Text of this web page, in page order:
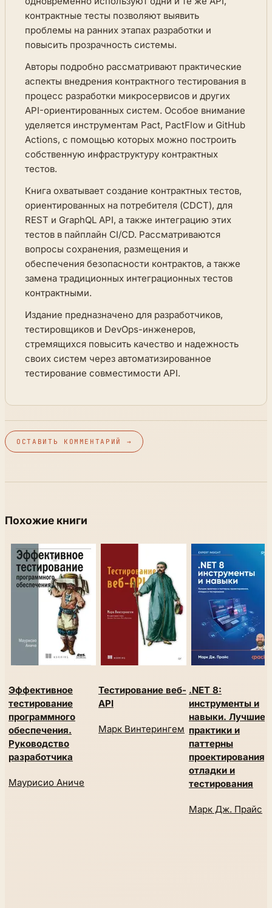
контрактные тесты позволяют выявить
проблемы на ранних этапах разработки и
повысить прозрачность системы.
Авторы подробно рассматривают практические
аспекты внедрения контрактного тестирования в
процесс разработки микросервисов и других
API-ориентированных систем. Особое внимание
уделяется инструментам Pact, PactFlow и GitHub
Actions, с помощью которых можно построить
собственную инфраструктуру контрактных
тестов.
Книга охватывает создание контрактных тестов,
ориентированных на потребителя (CDCT), для
REST и GraphQL API, а также интеграцию этих
тестов в пайплайн CI/CD. Рассматриваются
вопросы сохранения, размещения и
обеспечения безопасности контрактов, а также
замена традиционных интеграционных тестов
контрактными.
Издание предназначено для разработчиков,
тестировщиков и DevOps-инженеров,
стремящихся повысить качество и надежность
своих систем через автоматизированное
тестирование совместимости API.
ОСТАВИТЬ КОММЕНТАРИЙ →
Похожие книги
Эффективное
тестирование
программного
обеспечения.
Руководство
разработчика
Маурисио Аниче
Тестирование веб-
API
Марк Винтерингем
.NET 8:
инструменты и
навыки. Лучшие
практики и
паттерны
проектирования,
отладки и
тестирования
Марк Дж. Прайс